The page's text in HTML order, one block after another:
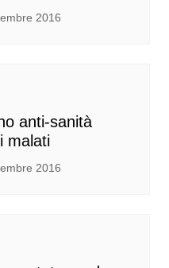
2016
anti-sanità
malati
2016